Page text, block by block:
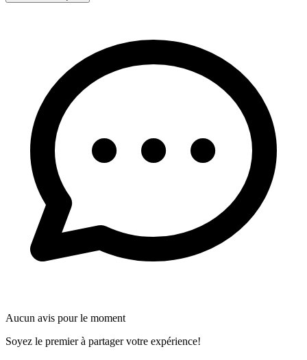
Aucun avis pour le moment
Soyez le premier à partager votre expérience!